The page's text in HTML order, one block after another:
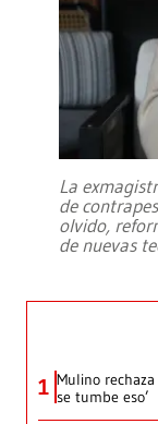
La
de
olvido,
de nuevas
1 Mulino
se tumbe eso’